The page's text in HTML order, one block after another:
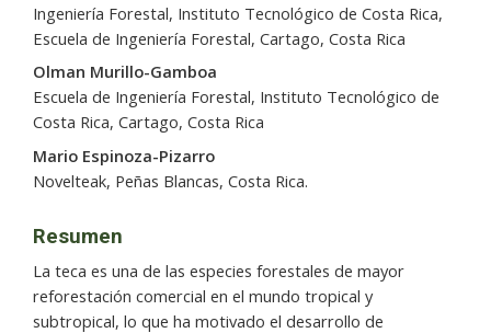
Ingeniería Forestal, Instituto Tecnológico de Costa Rica,
Escuela de Ingeniería Forestal, Cartago, Costa Rica
Olman Murillo-Gamboa
Escuela de Ingeniería Forestal, Instituto Tecnológico de
Costa Rica, Cartago, Costa Rica
Mario Espinoza-Pizarro
Novelteak, Peñas Blancas, Costa Rica.
Resumen
La teca es una de las especies forestales de mayor
reforestación comercial en el mundo tropical y
subtropical, lo que ha motivado el desarrollo de